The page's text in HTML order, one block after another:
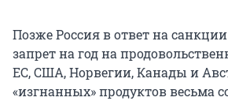
Позже Россия в ответ на
запрет на год на
ЕС, США, Норвегии, Канады и
«изгнанных» продуктов весьма